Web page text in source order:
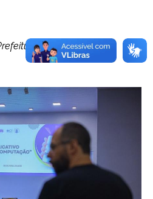
de Santa Maria